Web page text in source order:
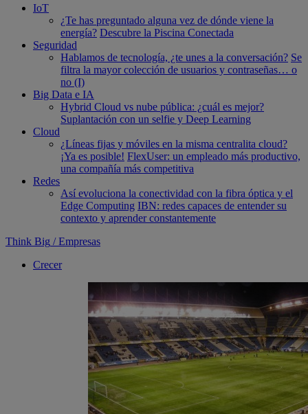
IoT
¿Te has preguntado alguna vez de dónde viene la
energía? Descubre la Piscina Conectada
Seguridad
Hablamos de tecnología, ¿te unes a la conversación? Se
filtra la mayor colección de usuarios y contraseñas… o
no (I)
Big Data e IA
Hybrid Cloud vs nube pública: ¿cuál es mejor?
Suplantación con un selfie y Deep Learning
Cloud
¿Líneas fijas y móviles en la misma centralita cloud?
¡Ya es posible! FlexUser: un empleado más productivo,
una compañía más competitiva
Redes
Así evoluciona la conectividad con la fibra óptica y el
Edge Computing IBN: redes capaces de entender su
contexto y aprender constantemente
Think Big / Empresas
Crecer